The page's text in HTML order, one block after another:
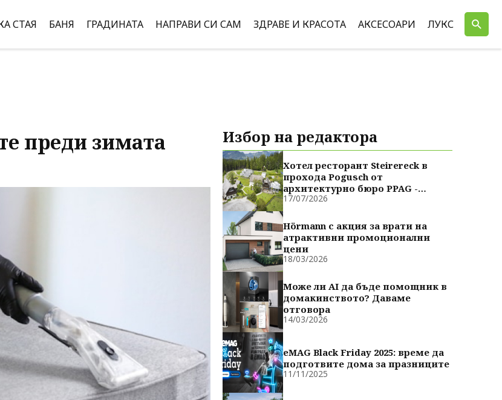
СТАЯ БАНЯ ГРАДИНАТА НАПРАВИ СИ САМ ЗДРАВЕ И КРАСОТА АКСЕСОАРИ ЛУКС
преди зимата Избор на редактора
Хотел ресторант Steirereck в
прохода Pogusch от
архитектурно бюро PPAG -
духовно сродни
17/07/2026
Hörmann с акция за врати на
атрактивни промоционални
цени
18/03/2026
Може ли AI да бъде помощник в
домакинството? Даваме
отговора
14/03/2026
eMAG Black Friday 2025: време да
подготвите дома за празниците
11/11/2025